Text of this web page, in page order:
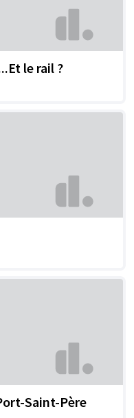
le rail ?
Saint-Père